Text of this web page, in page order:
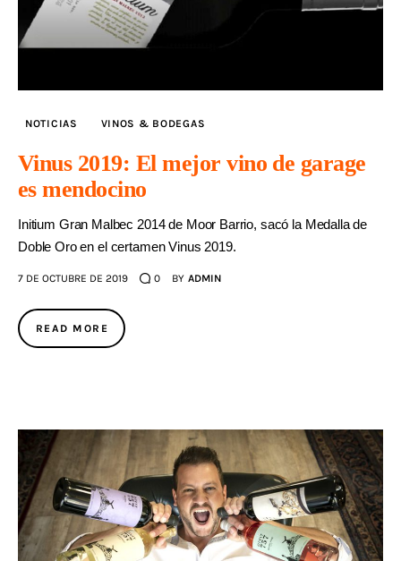
NOTICIAS VINOS & BODEGAS
Vinus 2019: El mejor vino de garage
es mendocino
Initium Gran Malbec 2014 de Moor Barrio, sacó la Medalla de
Doble Oro en el certamen Vinus 2019.
7 DE OCTUBRE DE 2019 0 BY ADMIN
READ MORE